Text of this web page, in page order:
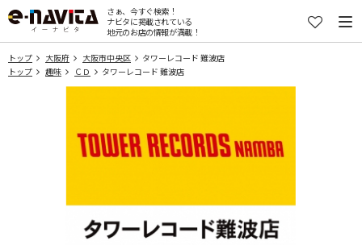
さぁ、今すぐ検索！
ナビタに掲載されている
地元のお店の情報が満載！
トップ 大阪府 大阪市中央区
タワーレコード 難波店
トップ
趣味 ＣＤ タワーレコード 難波店